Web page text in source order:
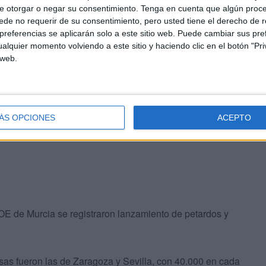
otorgar o negar su consentimiento. Tenga en cuenta que algún
no requerir de su consentimiento, pero usted tiene el derecho de
se aplicarán solo a este sitio web. Puede cambiar sus
momento volviendo a este sitio y haciendo clic en el botón
OPCIONES ACEPTO
asistentes a las concentraciones del domingo, casi
Madrid, con unos 80.000, mientras que en Barcelona
a cuatro personas: tres por presunto delito de riña
Núñez de A Coruña y uno por supuestos
Madrid.
de Murcia se registraron lanzamiento de petardos y
fueron las de Zaragoza y Sevilla, con 40.000 en cada